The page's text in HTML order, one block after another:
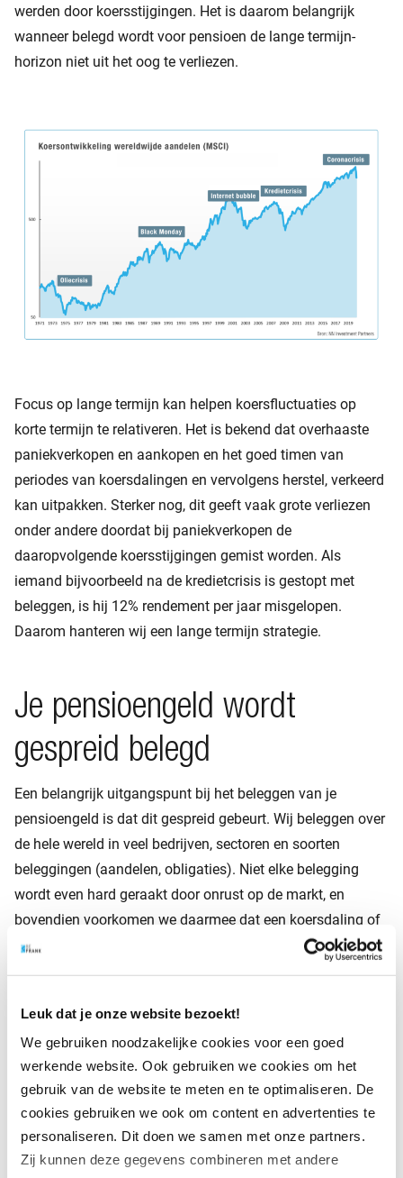
Leuk dat je onze website bezoekt!
We gebruiken noodzakelijke cookies voor een goed
werkende website. Ook gebruiken we cookies om het
gebruik van de website te meten en te optimaliseren. De
cookies gebruiken we ook om content en advertenties te
personaliseren. Dit doen we samen met onze partners.
Zij kunnen deze gegevens combineren met andere
werden door koersstijgingen. Het is daarom belangrijk
wanneer belegd wordt voor pensioen de lange termijn-
horizon niet uit het oog te verliezen.
Focus op lange termijn kan helpen koersfluctuaties op
korte termijn te relativeren. Het is bekend dat overhaaste
paniekverkopen en aankopen en het goed timen van
periodes van koersdalingen en vervolgens herstel, verkeerd
kan uitpakken. Sterker nog, dit geeft vaak grote verliezen
onder andere doordat bij paniekverkopen de
daaropvolgende koersstijgingen gemist worden. Als
iemand bijvoorbeeld na de kredietcrisis is gestopt met
beleggen, is hij 12% rendement per jaar misgelopen.
Daarom hanteren wij een lange termijn strategie.
Je pensioengeld wordt
gespreid belegd
Een belangrijk uitgangspunt bij het beleggen van je
pensioengeld is dat dit gespreid gebeurt. Wij beleggen over
de hele wereld in veel bedrijven, sectoren en soorten
beleggingen (aandelen, obligaties). Niet elke belegging
wordt even hard geraakt door onrust op de markt, en
bovendien voorkomen we daarmee dat een koersdaling of
eventueel faillissement van een enkel bedrijf veel invloed
Beleggen volgens de
lifecycle-methode
We beleggen de pensioenpremie volgens de lifecycle-